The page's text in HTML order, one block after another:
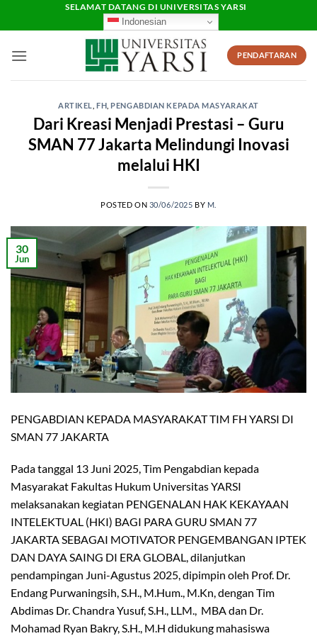
SELAMAT DATANG DI UNIVERSITAS YARSI
Indonesian
PENDAFTARAN
ARTIKEL ,FH PENGABDIAN KEPADA MASYARAKAT
Dari Kreasi Menjadi Prestasi – Guru
SMAN 77 Jakarta Melindungi Inovasi
melalui HKI
POSTED ON 30/06/2025 BY M.
30
Jun
PENGABDIAN KEPADA MASYARAKAT TIM FH YARSI DI
SMAN 77 JAKARTA
Pada tanggal 13 Juni 2025, Tim Pengabdian kepada
Masyarakat Fakultas Hukum Universitas YARSI
melaksanakan kegiatan PENGENALAN HAK KEKAYAAN
INTELEKTUAL (HKI) BAGI PARA GURU SMAN 77
JAKARTA SEBAGAI MOTIVATOR PENGEMBANGAN IPTEK
DAN DAYA SAING DI ERA GLOBAL, dilanjutkan
pendampingan Juni-Agustus 2025, dipimpin oleh Prof. Dr.
Endang Purwaningsih, S.H., M.Hum., M.Kn, dengan Tim
Abdimas Dr. Chandra Yusuf, S.H., LLM., MBA dan Dr.
Mohamad Ryan Bakry, S.H., M.H didukung mahasiswa